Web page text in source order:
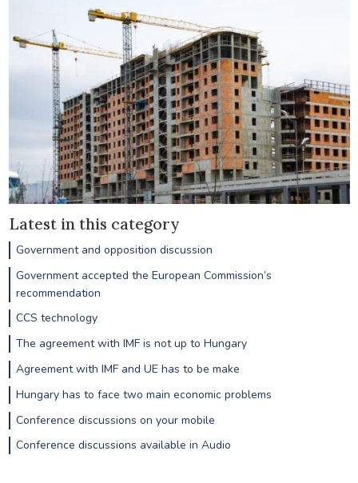
Latest in this category
Government and opposition discussion
Government accepted the European Commission’s
recommendation
CCS technology
The agreement with IMF is not up to Hungary
Agreement with IMF and UE has to be make
Hungary has to face two main economic problems
Conference discussions on your mobile
Conference discussions available in Audio